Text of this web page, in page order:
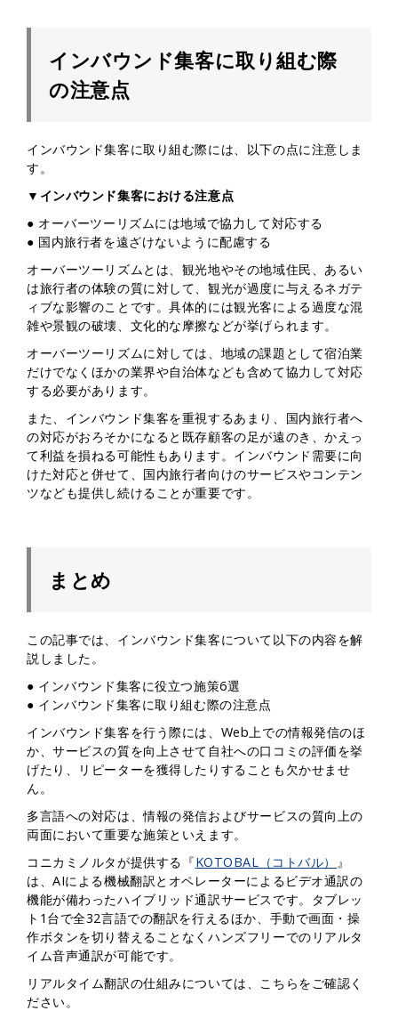
インバウンド集客に取り組む際
の注意点
インバウンド集客に取り組む際には、以下の点に注意しま
す。
▼インバウンド集客における注意点
● オーバーツーリズムには地域で協力して対応する
● 国内旅行者を遠ざけないように配慮する
オーバーツーリズムとは、観光地やその地域住民、あるい
は旅行者の体験の質に対して、観光が過度に与えるネガテ
ィブな影響のことです。具体的には観光客による過度な混
雑や景観の破壊、文化的な摩擦などが挙げられます。
オーバーツーリズムに対しては、地域の課題として宿泊業
だけでなくほかの業界や自治体なども含めて協力して対応
する必要があります。
また、インバウンド集客を重視するあまり、国内旅行者へ
の対応がおろそかになると既存顧客の足が遠のき、かえっ
て利益を損ねる可能性もあります。インバウンド需要に向
けた対応と併せて、国内旅行者向けのサービスやコンテン
ツなども提供し続けることが重要です。
まとめ
この記事では、インバウンド集客について以下の内容を解
説しました。
● インバウンド集客に役立つ施策6選
● インバウンド集客に取り組む際の注意点
インバウンド集客を行う際には、Web上での情報発信のほ
か、サービスの質を向上させて自社への口コミの評価を挙
げたり、リピーターを獲得したりすることも欠かせませ
ん。
多言語への対応は、情報の発信およびサービスの質向上の
両面において重要な施策といえます。
コニカミノルタが提供する『KOTOBAL（コトバル）
』
は、AIによる機械翻訳とオペレーターによるビデオ通訳の
機能が備わったハイブリッド通訳サービスです。タブレッ
ト1台で全32言語での翻訳を行えるほか、手動で画面・操
作ボタンを切り替えることなくハンズフリーでのリアルタ
イム音声通訳が可能です。
リアルタイム翻訳の仕組みについては、こちらをご確認く
ださい。